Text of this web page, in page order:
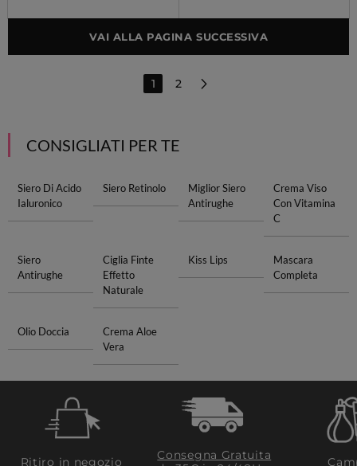
VAI ALLA PAGINA SUCCESSIVA
1 2
CONSIGLIATI PER TE
Siero Di Acido
Ialuronico
Siero Retinolo
Miglior Siero
Antirughe
Crema Viso
Con Vitamina
C
Siero
Antirughe
Ciglia Finte
Effetto
Naturale
Kiss Lips
Mascara
Completa
Olio Doccia
Crema Aloe
Vera
Ritiro in negozio
Consegna Gratuita